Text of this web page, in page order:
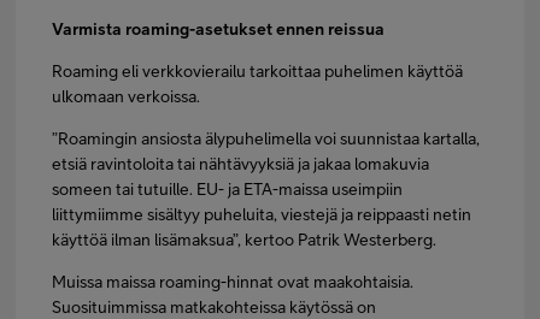
Varmista roaming-asetukset ennen reissua
Roaming eli verkkovierailu tarkoittaa puhelimen käyttöä
ulkomaan verkoissa.
”Roamingin ansiosta älypuhelimella voi suunnistaa kartalla,
etsiä ravintoloita tai nähtävyyksiä ja jakaa lomakuvia
someen tai tutuille. EU- ja ETA-maissa useimpiin
liittymiimme sisältyy puheluita, viestejä ja reippaasti netin
käyttöä ilman lisämaksua”, kertoo Patrik Westerberg.
Muissa maissa roaming-hinnat ovat maakohtaisia.
Suosituimmissa matkakohteissa käytössä on